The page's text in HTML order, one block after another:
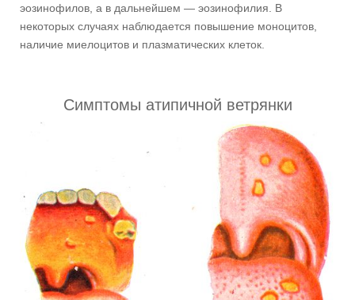
эозинофилов, а в дальнейшем — эозинофилия. В
некоторых случаях наблюдается повышение моноцитов,
наличие миелоцитов и плазматических клеток.
Симптомы атипичной ветрянки